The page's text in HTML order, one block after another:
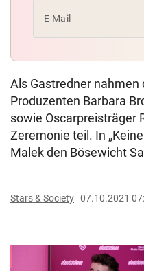
E-Mail
Als Gastredner nahmen
Produzenten Barbara
sowie Oscarpreisträger
Zeremonie teil. In
Malek den Bösewicht
Stars & Society 07.10.2021